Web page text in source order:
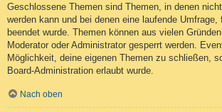
Geschlossene Themen sind Themen, in denen
werden kann und bei denen eine laufende Umfrage,
beendet wurde. Themen können aus vielen
Moderator oder Administrator gesperrt werden.
Möglichkeit, deine eigenen Themen zu schließen,
Board-Administration erlaubt wurde.
Nach oben